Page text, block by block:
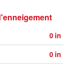
0 in
0 in